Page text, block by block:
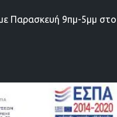
Παρασκευή 9πμ-5μμ στο